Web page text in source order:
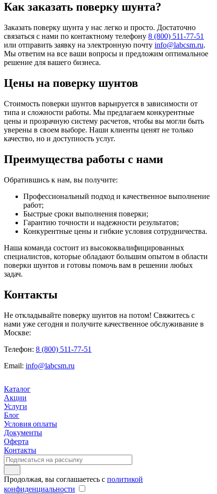
Как заказать поверку шунта?
Заказать поверку шунта у нас легко и просто. Достаточно
связаться с нами по контактному телефону 8 (800) 511-77-51
или отправить заявку на электронную почту info@labcsm.ru.
Мы ответим на все ваши вопросы и предложим оптимальное
решение для вашего бизнеса.
Цены на поверку шунтов
Стоимость поверки шунтов варьируется в зависимости от
типа и сложности работы. Мы предлагаем конкурентные
цены и прозрачную систему расчетов, чтобы вы могли быть
уверены в своем выборе. Наши клиенты ценят не только
качество, но и доступность услуг.
Преимущества работы с нами
Обратившись к нам, вы получите:
Профессиональный подход и качественное выполнение
работ;
Быстрые сроки выполнения поверки;
Гарантию точности и надежности результатов;
Конкурентные цены и гибкие условия сотрудничества.
Наша команда состоит из высококвалифицированных
специалистов, которые обладают большим опытом в области
поверки шунтов и готовы помочь вам в решении любых
задач.
Контакты
Не откладывайте поверку шунтов на потом! Свяжитесь с
нами уже сегодня и получите качественное обслуживание в
Москве:
Телефон: 8 (800) 511-77-51
Email: info@labcsm.ru
Каталог
Акции
Услуги
Блог
Условия оплаты
Документы
Оферта
Контакты
Продолжая, вы соглашаетесь с политикой
конфиденциальности